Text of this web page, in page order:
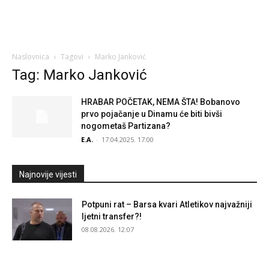
Naslovnica Tagovi Marko Janković
Tag: Marko Janković
HRABAR POČETAK, NEMA ŠTA! Bobanovo
prvo pojačanje u Dinamu će biti bivši
nogometaš Partizana?
E.A. - 17.04.2025. 17:00
Najnovije vijesti
Potpuni rat – Barsa kvari Atletikov najvažniji
ljetni transfer?!
08.08.2026. 12:07